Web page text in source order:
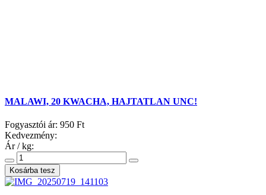
MALAWI, 20 KWACHA, HAJTATLAN UNC!
Fogyasztói ár: 950 Ft
Kedvezmény:
Ár / kg: